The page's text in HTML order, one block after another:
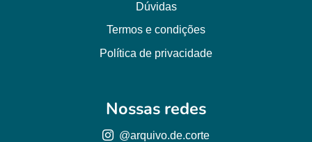
Dúvidas
Termos e condições
Política de privacidade
Nossas redes
@arquivo.de.corte